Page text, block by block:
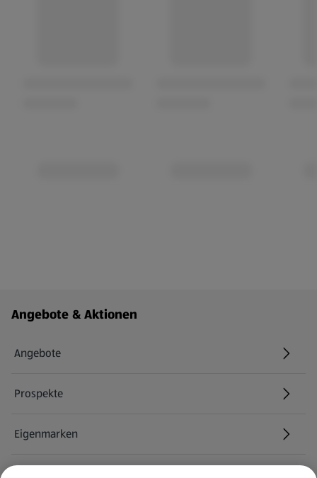
Fußzeilenmenü - weitere Links
Angebote & Aktionen
Angebote
Prospekte
Eigenmarken